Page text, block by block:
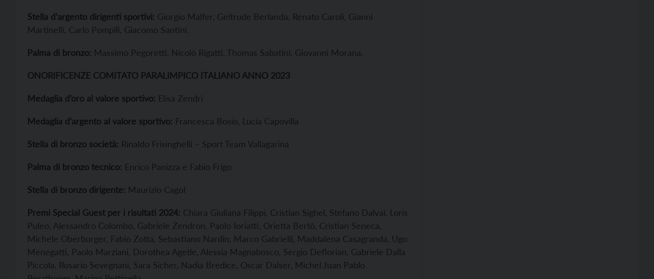
Stella d’argento dirigenti sportivi: Giorgio Malfer, Geltrude Berlanda, Renato Caroli, Gianni
Martinelli, Carlo Pompili, Giacomo Santini.
Palma di bronzo: Massimo Pegoretti, Nicolò Rigatti, Thomas Sabatini, Giovanni Morana.
ONORIFICENZE COMITATO PARALIMPICO ITALIANO ANNO 2023
Medaglia d’oro al valore sportivo: Elisa Zendri
Medaglia d’argento al valore sportivo: Francesca Bosio, Lucia Capovilla
Stella di bronzo società: Rinaldo Frisinghelli – Sport Team Vallagarina
Palma di bronzo tecnico: Enrico Panizza e Fabio Frigo
Stella di bronzo dirigente: Maurizio Cagol
Premi Special Guest per i risultati 2024: Chiara Giuliana Filippi, Cristian Sighel, Stefano Dalvai, Loris
Puleo, Alessandro Colombo, Gabriele Zendron, Paolo Ioriatti, Orietta Bertò, Cristian Seneca,
Michele Oberburger, Fabio Zotta, Sebastiano Nardin, Marco Gabrielli, Maddalena Casagranda, Ugo
Menegatti, Paolo Marziani, Dorothea Agetle, Alessia Magnabosco, Sergio Deflorian, Gabriele Dalla
Piccola, Rosario Sevegnani, Sara Sicher, Nadia Bredice, Oscar Dalser, Michel Juan Pablo